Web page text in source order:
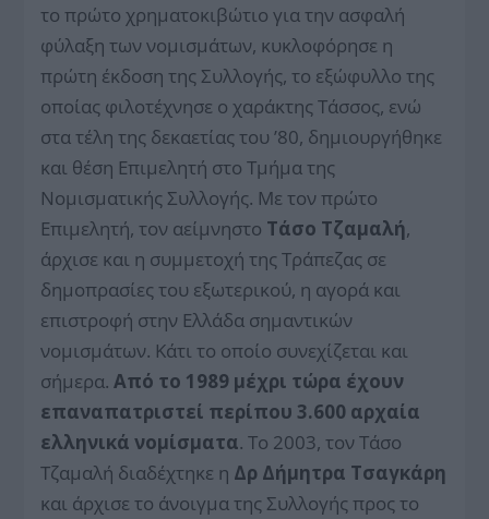
το πρώτο χρηματοκιβώτιο για την ασφαλή
φύλαξη των νομισμάτων, κυκλοφόρησε η
πρώτη έκδοση της Συλλογής, το εξώφυλλο της
οποίας φιλοτέχνησε ο χαράκτης Τάσσος, ενώ
στα τέλη της δεκαετίας του ’80, δημιουργήθηκε
και θέση Επιμελητή στο Τμήμα της
Νομισματικής Συλλογής. Με τον πρώτο
Επιμελητή, τον αείμνηστο Τάσο Τζαμαλή,
άρχισε και η συμμετοχή της Τράπεζας σε
δημοπρασίες του εξωτερικού, η αγορά και
επιστροφή στην Ελλάδα σημαντικών
νομισμάτων. Κάτι το οποίο συνεχίζεται και
σήμερα.Από το 1989 μέχρι τώρα έχουν
επαναπατριστεί περίπου 3.600 αρχαία
ελληνικά νομίσματα. Το 2003, τον Τάσο
Τζαμαλή διαδέχτηκε η Δρ Δήμητρα Τσαγκάρη
και άρχισε το άνοιγμα της Συλλογής προς το